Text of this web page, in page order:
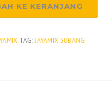
KE KERANJANG
TAG:JAYAMIX SUBANG